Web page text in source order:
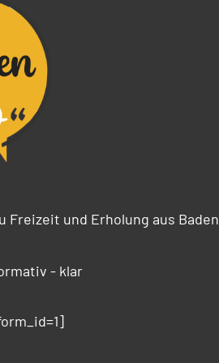
Freizeit und Erholung aus Baden
- klar